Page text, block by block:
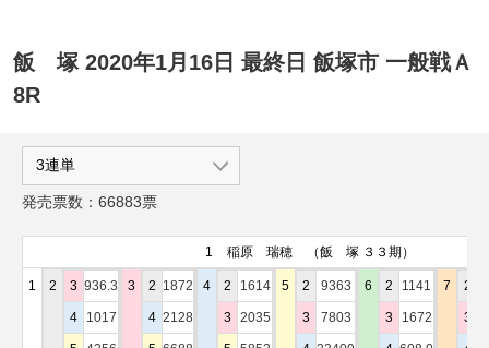
飯 塚 2020年1月16日 最終日 飯塚市 一般戦Ａ
8R
発売票数：66883票
1 稲原 瑞穂 （飯 塚 ３３期）
1 2 3 936.3
4 1017
3 2 1872
4 2128
4 2 1614
3 2035
5 2 9363
3 7803
6 2 1141
3 1672
7 2
3